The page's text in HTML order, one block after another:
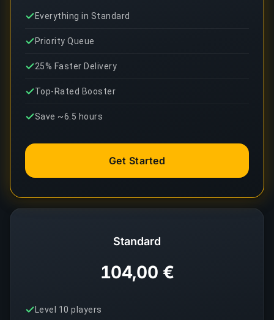
Standard
104,00 €
Level 10 players
Everything in Standard
Priority Queue
25% Faster Delivery
Top-Rated Booster
Save ~6.5 hours
Get Started